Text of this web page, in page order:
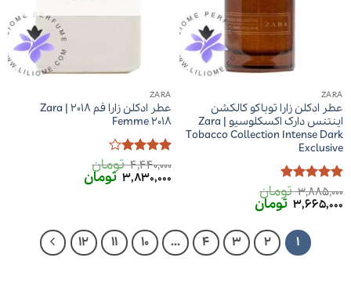
ZARA
عطر ادکلن زارا توباکو کالکشن
اینتنس دارک اکسکلوسیو | Zara
Tobacco Collection Intense Dark
Exclusive
امتیاز5از
5
3,885,000 تومان
قیمت
اصلی
3,665,000 تومان
است.
ZARA
عطر ادکلن زارا فم 2018 | Zara
Femme 2018
امتیاز4
از 5
4,440,000 تومان
قیمت
اصلی
3,830,000 تومان
1
2
3
4
…
10
11
12